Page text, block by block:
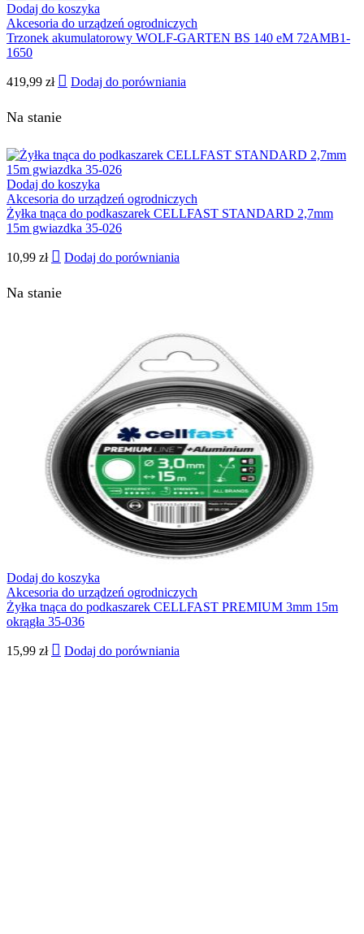
Dodaj do koszyka
Akcesoria do urządzeń ogrodniczych
Trzonek akumulatorowy WOLF-GARTEN BS 140 eM 72AMB1-
1650
419,99 zł Dodaj do porówniania
Na stanie
Dodaj do koszyka
Akcesoria do urządzeń ogrodniczych
Żyłka tnąca do podkaszarek CELLFAST STANDARD 2,7mm
15m gwiazdka 35-026
10,99 zł Dodaj do porówniania
Na stanie
Dodaj do koszyka
Akcesoria do urządzeń ogrodniczych
Żyłka tnąca do podkaszarek CELLFAST PREMIUM 3mm 15m
okrągła 35-036
15,99 zł Dodaj do porówniania